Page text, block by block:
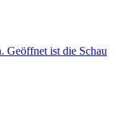
Geöffnet ist die Schau